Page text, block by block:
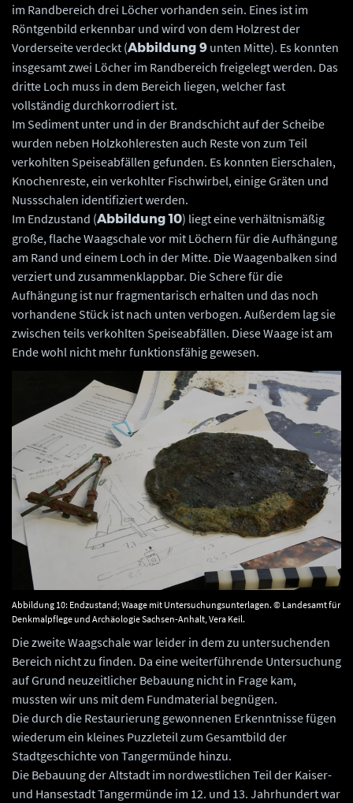
im Randbereich drei Löcher vorhanden sein. Eines ist im
Röntgenbild erkennbar und wird von dem Holzrest der
Vorderseite verdeckt (Abbildung 9 unten Mitte). Es konnten
insgesamt zwei Löcher im Randbereich freigelegt werden. Das
dritte Loch muss in dem Bereich liegen, welcher fast
vollständig durchkorrodiert ist.
Im Sediment unter und in der Brandschicht auf der Scheibe
wurden neben Holzkohleresten auch Reste von zum Teil
verkohlten Speiseabfällen gefunden. Es konnten Eierschalen,
Knochenreste, ein verkohlter Fischwirbel, einige Gräten und
Nussschalen identifiziert werden.
Im Endzustand (Abbildung 10) liegt eine verhältnismäßig
große, flache Waagschale vor mit Löchern für die Aufhängung
am Rand und einem Loch in der Mitte. Die Waagenbalken sind
verziert und zusammenklappbar. Die Schere für die
Aufhängung ist nur fragmentarisch erhalten und das noch
vorhandene Stück ist nach unten verbogen. Außerdem lag sie
zwischen teils verkohlten Speiseabfällen. Diese Waage ist am
Ende wohl nicht mehr funktionsfähig gewesen.
Abbildung 10: Endzustand; Waage mit Untersuchungsunterlagen. © Landesamt für
Denkmalpflege und Archäologie Sachsen-Anhalt, Vera Keil.
Die zweite Waagschale war leider in dem zu untersuchenden
Bereich nicht zu finden. Da eine weiterführende Untersuchung
auf Grund neuzeitlicher Bebauung nicht in Frage kam,
mussten wir uns mit dem Fundmaterial begnügen.
Die durch die Restaurierung gewonnenen Erkenntnisse fügen
wiederum ein kleines Puzzleteil zum Gesamtbild der
Stadtgeschichte von Tangermünde hinzu.
Die Bebauung der Altstadt im nordwestlichen Teil der Kaiser-
und Hansestadt Tangermünde im 12. und 13. Jahrhundert war